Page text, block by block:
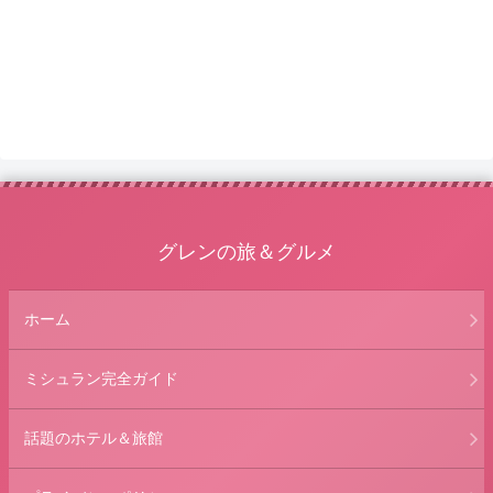
グレンの旅＆グルメ
ホーム
ミシュラン完全ガイド
話題のホテル＆旅館